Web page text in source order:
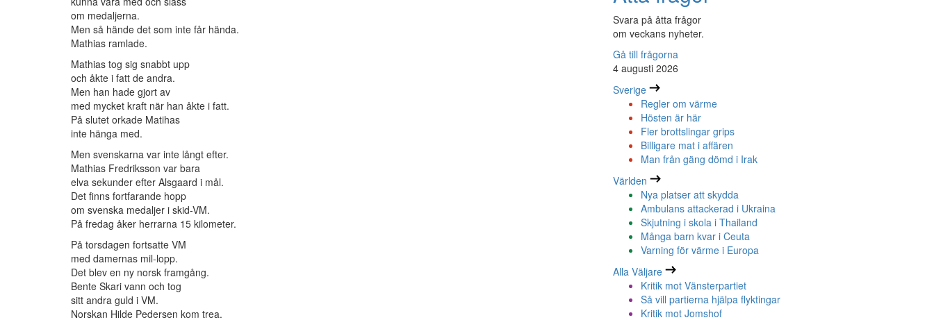
om medaljerna.
Men så hände det som inte får hända.
Mathias ramlade.
Mathias tog sig snabbt upp
och åkte i fatt de andra.
Men han hade gjort av
med mycket kraft när han åkte i fatt.
På slutet orkade Matihas
inte hänga med.
Men svenskarna var inte långt efter.
Mathias Fredriksson var bara
elva sekunder efter Alsgaard i mål.
Det finns fortfarande hopp
om svenska medaljer i skid-VM.
På fredag åker herrarna 15 kilometer.
På torsdagen fortsatte VM
med damernas mil-lopp.
Det blev en ny norsk framgång.
Bente Skari vann och tog
sitt andra guld i VM.
Norskan Hilde Pedersen kom trea.
Svara på åtta frågor
om veckans nyheter.
Gå till frågorna
4 augusti 2026
Sverige
Regler om värme
Hösten är här
Fler brottslingar grips
Billigare mat i affären
Man från gäng dömd i Irak
Världen
Nya platser att skydda
Ambulans attackerad i Ukraina
Skjutning i skola i Thailand
Många barn kvar i Ceuta
Varning för värme i Europa
Alla Väljare
Kritik mot Vänsterpartiet
Så vill partierna hjälpa flyktingar
Kritik mot Jomshof